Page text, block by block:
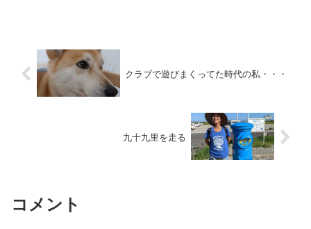
クラブで遊びまくってた時代の私・・・
九十九里を走る
コメント